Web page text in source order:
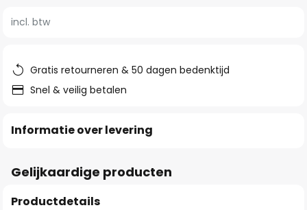
van
afbeeldingen-
gallerij
incl. btw
Gratis retourneren & 50 dagen bedenktijd
Snel & veilig betalen
Informatie over levering
Gelijkaardige producten
Productdetails